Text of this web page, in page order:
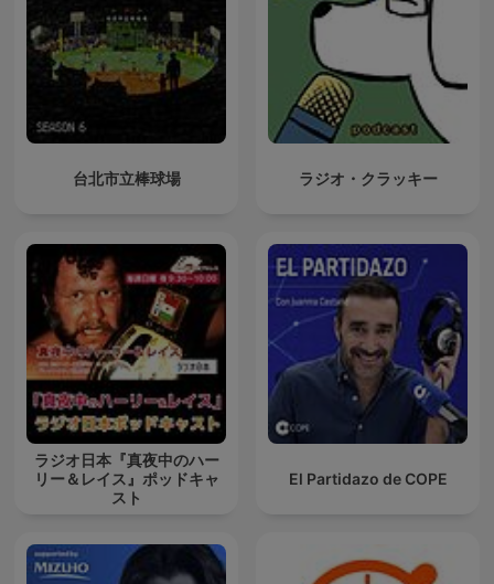
台北市立棒球場 ラジオ・クラッキー
ラジオ日本『真夜中のハー
リー＆レイス』ポッドキャ
スト
El Partidazo de COPE